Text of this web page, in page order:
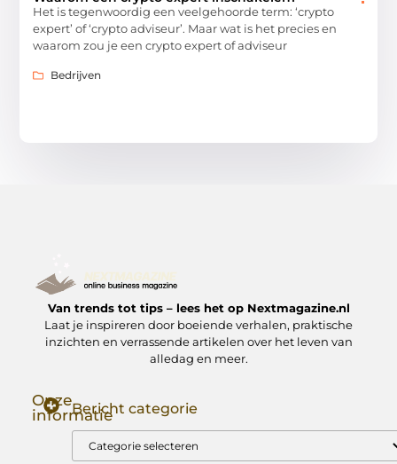
Het is tegenwoordig een veelgehoorde term: ‘crypto
expert’ of ‘crypto adviseur’. Maar wat is het precies en
waarom zou je een crypto expert of adviseur
Bedrijven
Van trends tot tips – lees het op Nextmagazine.nl
Laat je inspireren door boeiende verhalen, praktische
inzichten en verrassende artikelen over het leven van
alledag en meer.
Onze
informatieBericht categorie